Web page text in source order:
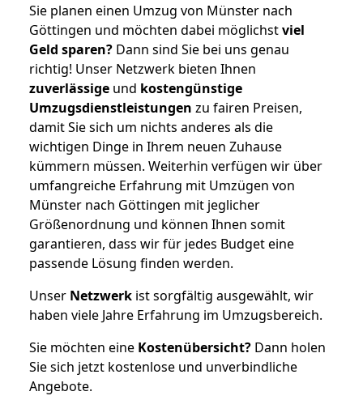
Sie planen einen Umzug von Münster nach
Göttingen und möchten dabei möglichstviel
Geld sparen? Dann sind Sie bei uns genau
richtig! Unser Netzwerk bieten Ihnen
zuverlässige und kostengünstige
Umzugsdienstleistungen zu fairen Preisen,
damit Sie sich um nichts anderes als die
wichtigen Dinge in Ihrem neuen Zuhause
kümmern müssen. Weiterhin verfügen wir über
umfangreiche Erfahrung mit Umzügen von
Münster nach Göttingen mit jeglicher
Größenordnung und können Ihnen somit
garantieren, dass wir für jedes Budget eine
passende Lösung finden werden.
Unser Netzwerk ist sorgfältig ausgewählt, wir
haben viele Jahre Erfahrung im Umzugsbereich.
Sie möchten eine Kostenübersicht? Dann holen
Sie sich jetzt kostenlose und unverbindliche
Angebote.